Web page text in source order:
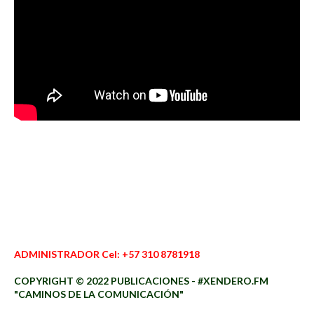
ADMINISTRADOR Cel: +57 310 8781918
COPYRIGHT © 2022 PUBLICACIONES - #XENDERO.FM
"CAMINOS DE LA COMUNICACIÓN"